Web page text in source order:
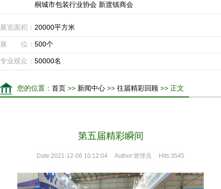
桐城市包装行业协会 新渡镇商会
展览面积： 20000平方米
展 位： 500个
专业观众： 50000名
您的位置： 首页 >> 新闻中心 >> 往届精彩回顾 >> 正文
第五届精彩瞬间
Date:2021-12-06 10:12:04 Author:管理员 Hits:3545